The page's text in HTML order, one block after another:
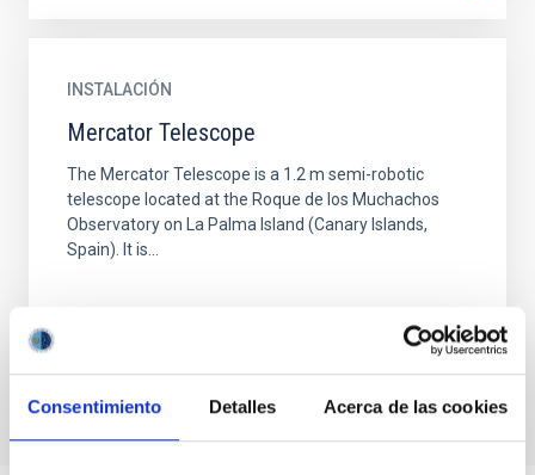
Consentimiento Detalles Acerca de las cookies
INSTALACIÓN
Mercator Telescope
The Mercator Telescope is a 1.2 m semi-robotic
telescope located at the Roque de los Muchachos
Observatory on La Palma Island (Canary Islands,
Spain). It is...